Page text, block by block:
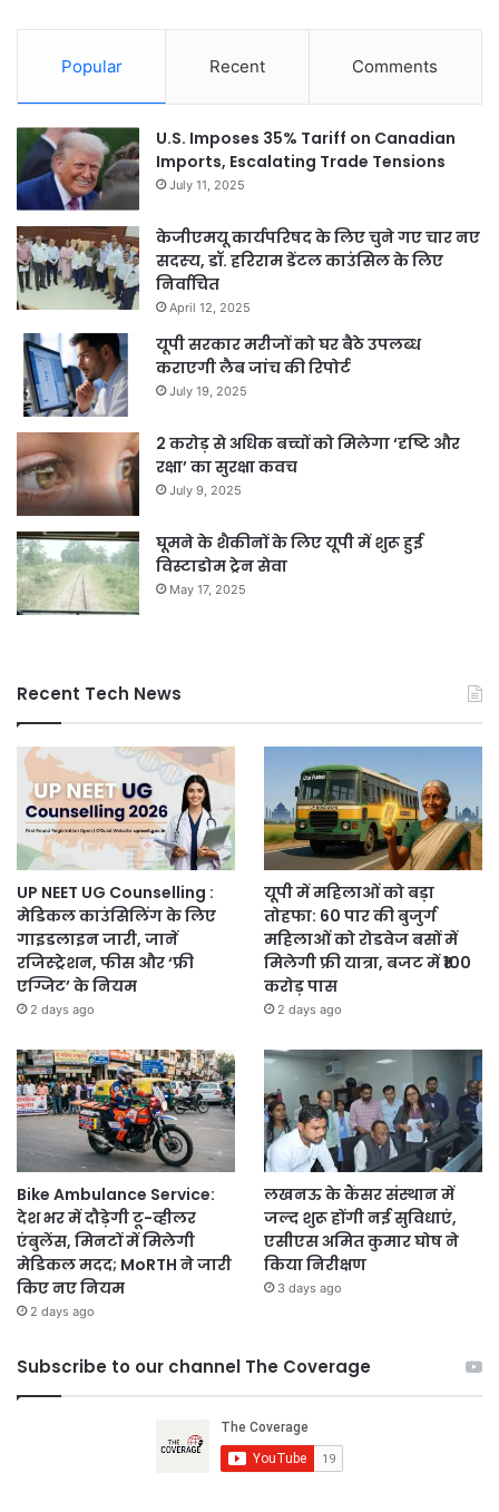
Popular Recent Comments
U.S. Imposes 35% Tariff on Canadian
Imports, Escalating Trade Tensions
July 11, 2025
केजीएमयू कार्यपरिषद के लिए चुने गए चार नए
सदस्‍य, डॉ. हरिराम डेंटल काउंसिल के लिए
निर्वाचित
April 12, 2025
यूपी सरकार मरीजों को घर बैठे उपलब्ध
कराएगी लैब जांच की रिपोर्ट
July 19, 2025
2 करोड़ से अधिक बच्चों को मिलेगा ‘दृष्टि और
रक्षा’ का सुरक्षा कवच
July 9, 2025
घूमने के शैकीनों के लिए यूपी में शुरू हुई
विस्टाडोम ट्रेन सेवा
May 17, 2025
Recent Tech News
UP NEET UG Counselling :
मेडिकल काउंसिलिंग के लिए
गाइडलाइन जारी, जानें
रजिस्ट्रेशन, फीस और ‘फ्री
एग्जिट’ के नियम
2 days ago
यूपी में महिलाओं को बड़ा
तोहफा: 60 पार की बुजुर्ग
महिलाओं को रोडवेज बसों में
मिलेगी फ्री यात्रा, बजट में ₹100
करोड़ पास
2 days ago
Bike Ambulance Service:
देश भर में दौड़ेगी टू-व्हीलर
एंबुलेंस, मिनटों में मिलेगी
मेडिकल मदद; MoRTH ने जारी
किए नए नियम
2 days ago
लखनऊ के कैंसर संस्थान में
जल्द शुरू होंगी नई सुविधाएं,
एसीएस अमित कुमार घोष ने
किया निरीक्षण
3 days ago
Subscribe to our channel The Coverage